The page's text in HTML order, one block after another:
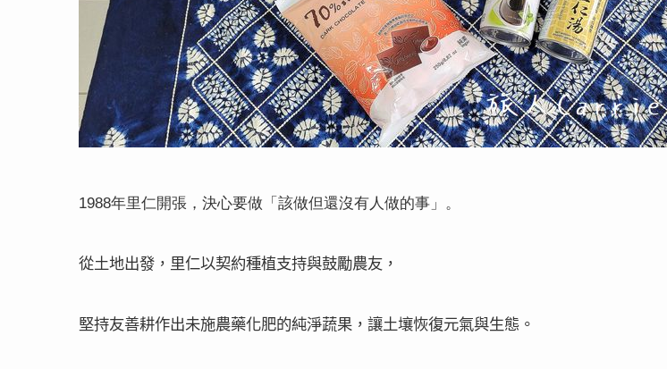
1988年里仁開張，決心要做「該做但還沒有人做的事」。
從土地出發，里仁以契約種植支持與鼓勵農友，
堅持友善耕作出未施農藥化肥的純淨蔬果，讓土壤恢復元氣與生態。